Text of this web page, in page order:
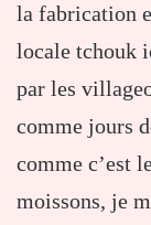
la fabrication
locale tchouk
par les
comme jours
comme c’est
moissons, je